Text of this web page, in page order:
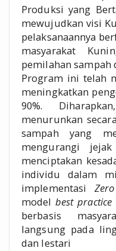
Produksi yang
mewujudkan visi
pelaksanaannya
masyarakat
pemilahan
Program ini telah
meningkatkan
90%.
menurunkan
sampah yang
mengurangi
menciptakan
individu dalam
implementasi
modelbest practice
berbasis
langsung pada
dan lestari